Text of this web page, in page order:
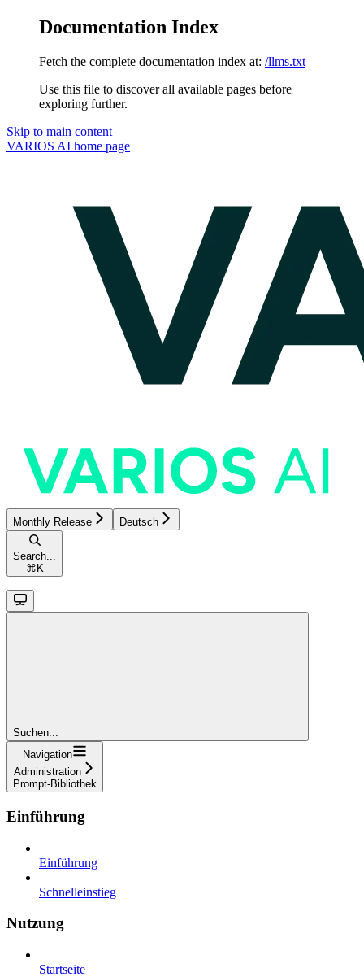
Documentation Index
Fetch the complete documentation index at: /llms.txt
Use this file to discover all available pages before
exploring further.
Skip to main content
VARIOS AI home page
Monthly Release Deutsch
Search...
⌘ K
Suchen...
Navigation
Administration
Prompt-Bibliothek
Einführung
Einführung
Schnelleinstieg
Nutzung
Startseite